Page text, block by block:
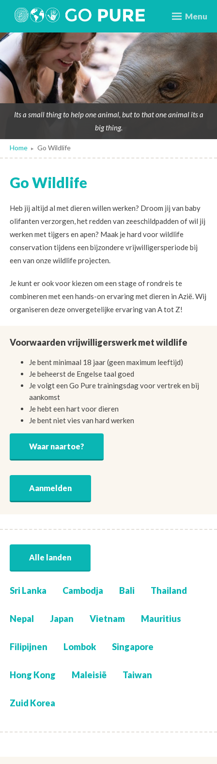
Menu
Its a small thing to help one animal, but to that one animal its a
big thing.
Home ▸ Go Wildlife
Go Wildlife
Heb jij altijd al met dieren willen werken? Droom jij van baby
olifanten verzorgen, het redden van zeeschildpadden of wil jij
werken met tijgers en apen? Maak je hard voor wildlife
conservation tijdens een bijzondere vrijwilligersperiode bij
een van onze wildlife projecten.
Je kunt er ook voor kiezen om een stage of rondreis te
combineren met een hands-on ervaring met dieren in Azië. Wij
organiseren deze onvergetelijke ervaring van A tot Z!
Voorwaarden vrijwilligerswerk met wildlife
Je bent minimaal 18 jaar (geen maximum leeftijd)
Je beheerst de Engelse taal goed
Je volgt een Go Pure trainingsdag voor vertrek en bij
aankomst
Je hebt een hart voor dieren
Je bent niet vies van hard werken
Waar naartoe?
Aanmelden
Alle landen
Sri Lanka Cambodja Bali Thailand
Nepal Japan Vietnam Mauritius
Filipijnen Lombok Singapore
Hong Kong Maleisië Taiwan
Zuid Korea